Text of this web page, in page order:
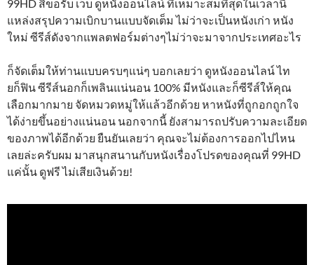
99HD สิขอรับ เว็บ ดูหนังออนไลน์ ที่เหมาะสมที่สุดในเวลานี้
แหล่งสรุปความเบิกบานแบบจัดเต็ม ไม่ว่าจะเป็นหนังเก่า หนัง
ใหม่ ซีรีส์ดังจากแพลตฟอร์มต่างๆไม่ว่าจะมาจากประเทศอะไร
ก็จัดเต็มให้ท่านแบบครบๆแน่ๆ บอกเลยว่า ดูหนังออนไลน์ ไท
ยก็ฟิน ซีรีส์นอกก็เพลินแน่นอน 100% มีหนังและก็ซีรีส์ให้คุณ
เลือกมากมาย จัดหมวดหมู่ให้แล้วอีกด้วย หาหนังที่ถูกอกถูกใจ
ได้ง่ายขึ้นอย่างแน่นอน นอกจากนี้ ยังสามารถปรับความละเอียด
ของภาพได้อีกด้วย ยืนยันเลยว่า คุณจะไม่ต้องการออกไปไหน
เลยล่ะครับผม มาสนุกสนานกับหนังเรื่องโปรดของคุณที่ 99HD
แค่นั้น ดูฟรี ไม่เสียเงินด้วย!